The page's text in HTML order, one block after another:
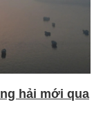
hải mới qua